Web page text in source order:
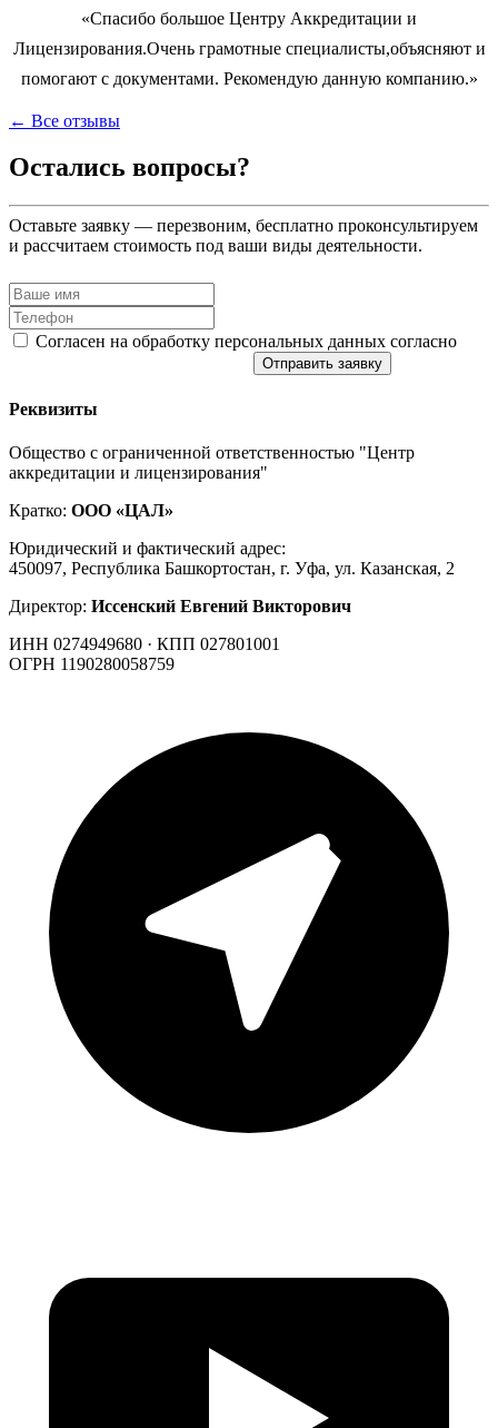
«Спасибо большое Центру Аккредитации и
Лицензирования.Очень грамотные специалисты,объясняют и
помогают с документами. Рекомендую данную компанию.»
← Все отзывы
Остались вопросы?
Оставьте заявку — перезвоним, бесплатно проконсультируем
и рассчитаем стоимость под ваши виды деятельности.
Согласен на обработку персональных данных согласно
Отправить заявку
Реквизиты
Общество с ограниченной ответственностью "Центр
аккредитации и лицензирования"
Кратко: ООО «ЦАЛ»
Юридический и фактический адрес:
450097, Республика Башкортостан, г. Уфа, ул. Казанская, 2
Директор: Иссенский Евгений Викторович
ИНН 0274949680 · КПП 027801001
ОГРН 1190280058759